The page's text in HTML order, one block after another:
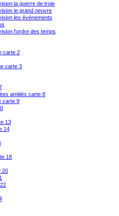
la guerre de troie
le grand oeuvre
les événements
l'ordre des temps
carte 2
carte 3
amitiés carte 8
carte 9
13
14
18
20